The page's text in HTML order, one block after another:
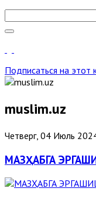
Подписаться на этот
muslim.uz
Четверг, 04 Июль
МАЗҲАБГА